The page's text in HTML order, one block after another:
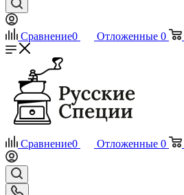
Сравнение0 Отложенные 0
Сравнение0 Отложенные 0